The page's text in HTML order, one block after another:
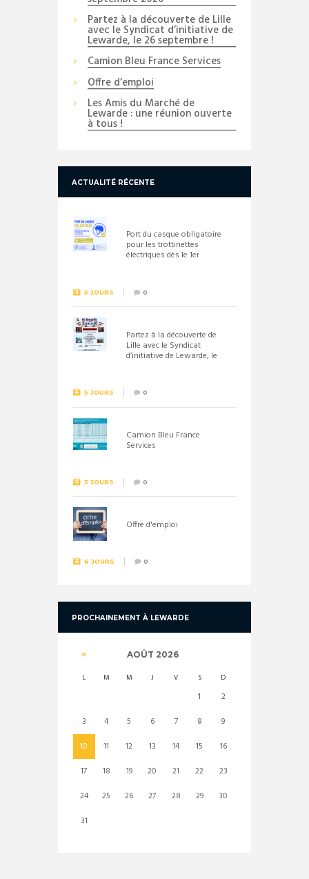
Partez à la découverte de Lille
avec le Syndicat d’initiative de
Lewarde, le 26 septembre !
Camion Bleu France Services
Offre d’emploi
Les Amis du Marché de
Lewarde : une réunion ouverte
à tous !
ACTUALITÉ RÉCENTE
Port du casque obligatoire
pour les trottinettes
électriques dès le 1er
5 JOURS 0
Partez à la découverte de
Lille avec le Syndicat
d’initiative de Lewarde, le
5 JOURS 0
Camion Bleu France
Services
5 JOURS 0
Offre d'emploi
6 JOURS 0
PROCHAINEMENT À LEWARDE
AOÛT 2026
L M M J V S D
1
2
3
4 5 6 7 8
9
10
11 12 13 14 15
16
17
18 19 20 21 22
23
24
25 26 27 28 29
30
31